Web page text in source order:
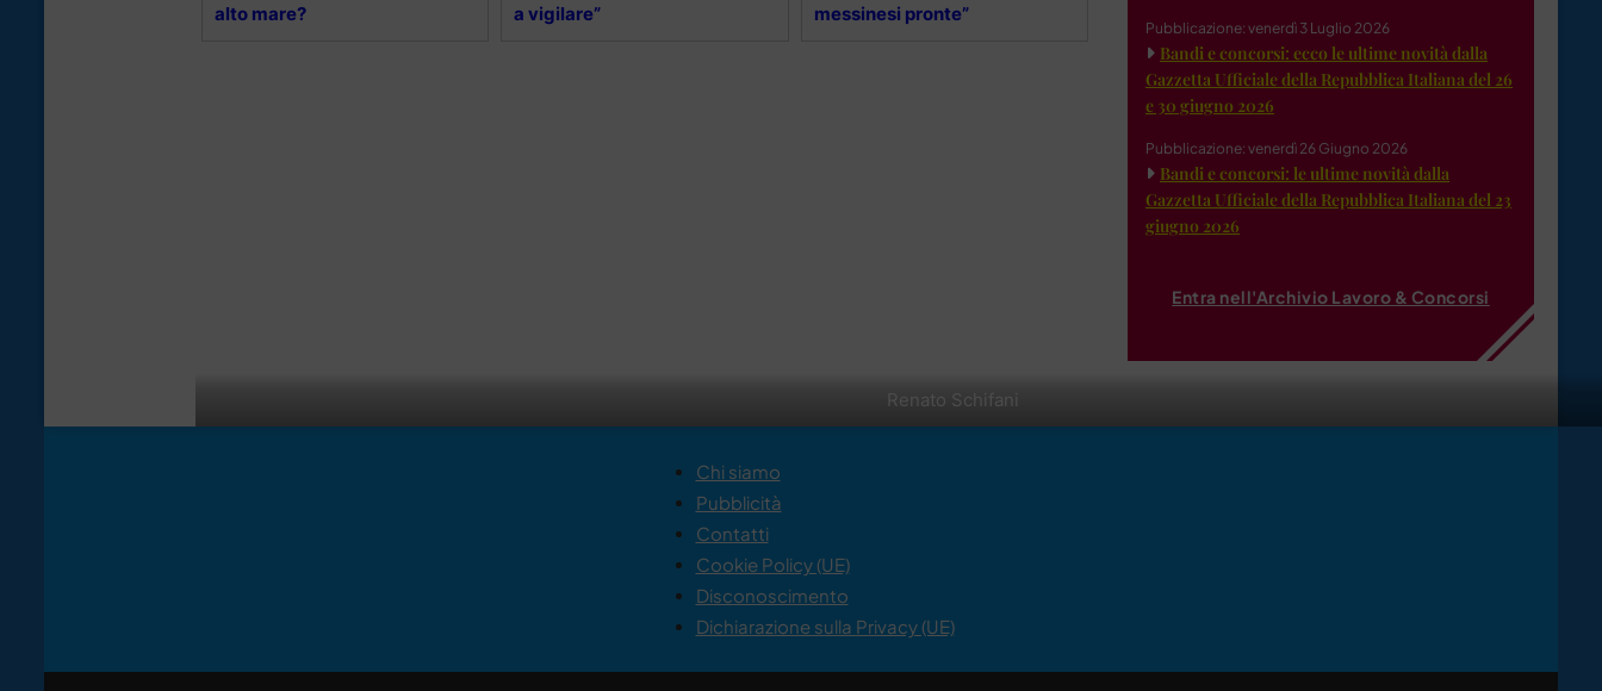
Renato Schifani
alto mare?
a vigilare”
messinesi pronte”
Pubblicazione: venerdì 3 Luglio 2026
Bandi e concorsi: ecco le ultime novità dalla
Gazzetta Ufficiale della Repubblica Italiana del 26
e 30 giugno 2026
Pubblicazione: venerdì 26 Giugno 2026
Bandi e concorsi: le ultime novità dalla
Gazzetta Ufficiale della Repubblica Italiana del 23
giugno 2026
Entra nell'Archivio Lavoro & Concorsi
Chi siamo
Pubblicità
Contatti
Cookie Policy (UE)
Disconoscimento
Dichiarazione sulla Privacy (UE)